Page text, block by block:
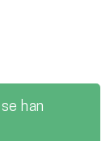
se han